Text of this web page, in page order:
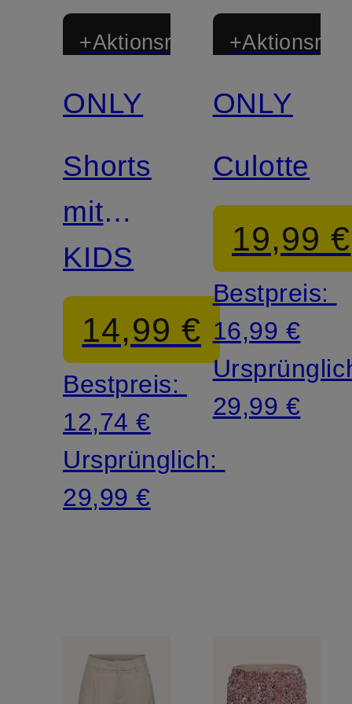
+Aktionsrabatt
ONLY
Shorts
mit
Pailletten
KIDS
14,99 €
Bestpreis:
12,74 €
Ursprünglich:
29,99 €
ONLY
Culotte
19,99 €
Bestpreis:
16,99 €
29,99 €